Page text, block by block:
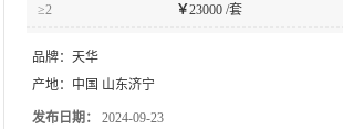
≥2 ￥23000 /套
品牌： 天华
产地： 中国 山东济宁
发布日期： 2024-09-23